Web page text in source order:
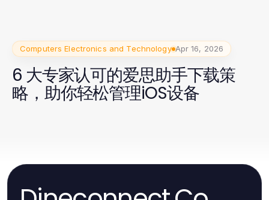
Computers Electronics and Technology Apr 16, 2026
6 大专家认可的爱思助手下载策
略，助你轻松管理iOS设备